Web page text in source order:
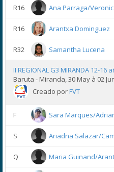
R16 Ana Parraga/
R16 Arantxa Dominguez
R32 Samantha Lucena
II REGIONAL G3 MIRANDA 12-16
Baruta - Miranda, 30 May à 02
Creado porFVT
F Sara Marques/
S Ariadna Salazar/
Q Maria Guinand/